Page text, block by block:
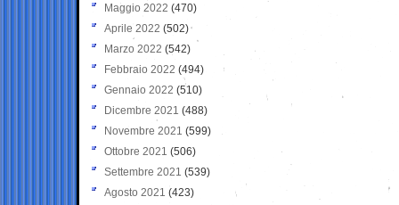
Maggio 2022 (470)
Aprile 2022 (502)
Marzo 2022 (542)
Febbraio 2022 (494)
Gennaio 2022 (510)
Dicembre 2021 (488)
Novembre 2021 (599)
Ottobre 2021 (506)
Settembre 2021 (539)
Agosto 2021 (423)